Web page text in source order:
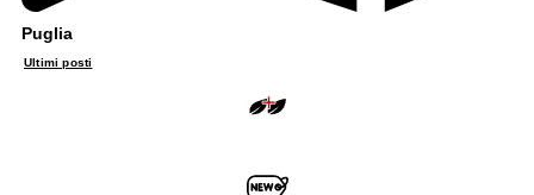
Puglia
Ultimi posti